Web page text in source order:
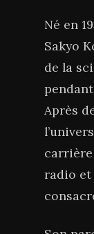
Né en
Sakyo
de la
Après
radio et